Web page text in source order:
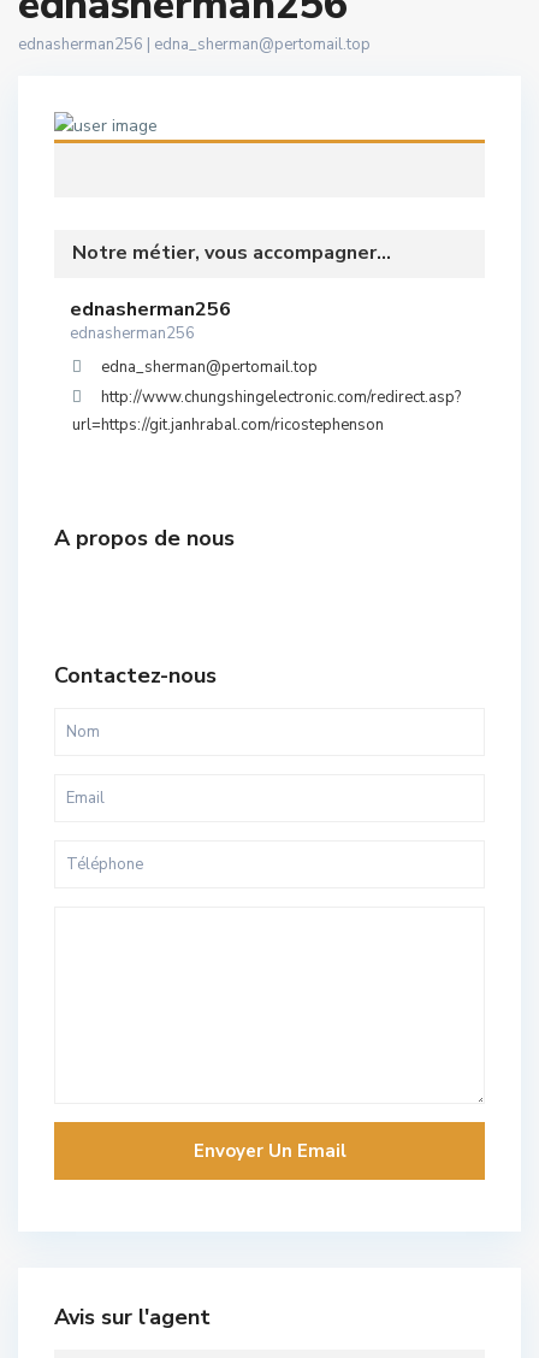
ednasherman256 | edna_sherman@pertomail.top
Notre métier, vous accompagner...
ednasherman256
ednasherman256
edna_sherman@pertomail.top
http://www.chungshingelectronic.com/redirect.asp?
url=https://git.janhrabal.com/ricostephenson
A propos de nous
Contactez-nous
Avis sur l'agent